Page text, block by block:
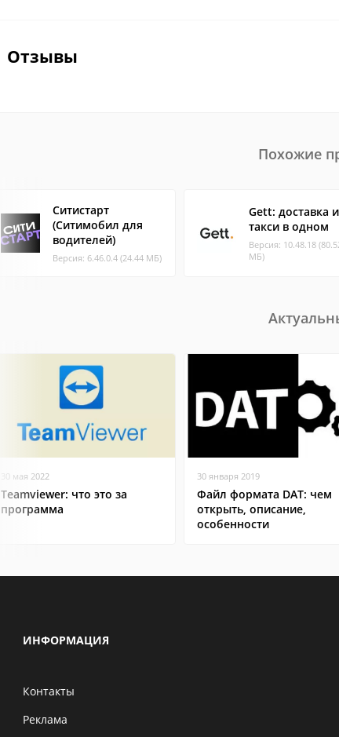
Отзывы
Похожие
Ситистарт
(Ситимобил для
водителей)
Версия: 6.46.0.4 (24.44 МБ)
Gett: доставка и
такси в одном
Версия: 10.48.18
МБ)
30 мая 2022
Teamviewer: что это за
программа
30 января 2019
Файл формата DAT: чем
открыть, описание,
особенности
ИНФОРМАЦИЯ
Контакты
Реклама